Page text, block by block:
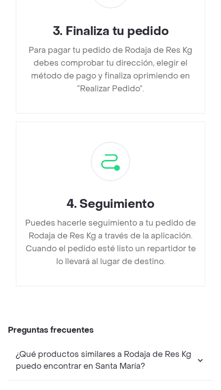
3. Finaliza tu pedido
Para pagar tu pedido de Rodaja de Res Kg
debes comprobar tu dirección, elegir el
método de pago y finaliza oprimiendo en
“Realizar Pedido”.
4. Seguimiento
Puedes hacerle seguimiento a tu pedido de
Rodaja de Res Kg a través de la aplicación.
Cuando el pedido esté listo un repartidor te
lo llevará al lugar de destino.
Preguntas frecuentes
¿Qué productos similares a Rodaja de Res Kg
puedo encontrar en Santa María?